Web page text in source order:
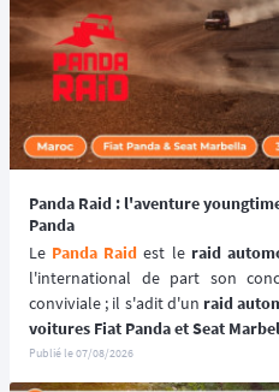
Panda Raid : l'aventure
Panda
Le Panda Raid est le raid
l'international de part son
conviviale ; il s'adit d'un raid
voitures Fiat Panda et Seat
Une véritable aventure offroad
marocain à bord de véhicules
Publié le07/08/2026